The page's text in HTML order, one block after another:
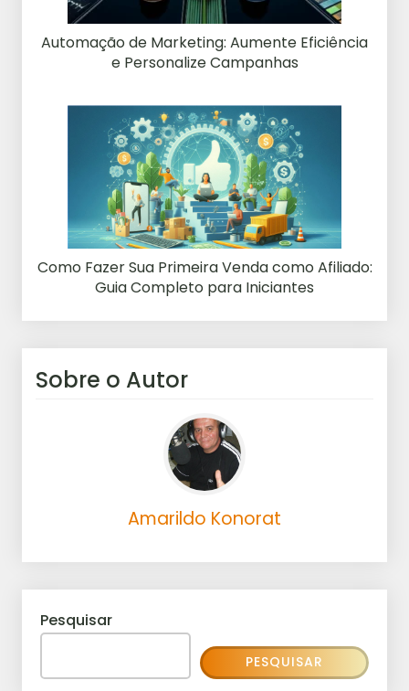
Automação de Marketing: Aumente Eficiência
e Personalize Campanhas
Como Fazer Sua Primeira Venda como Afiliado:
Guia Completo para Iniciantes
Sobre o Autor
Amarildo Konorat
Pesquisar
PESQUISAR